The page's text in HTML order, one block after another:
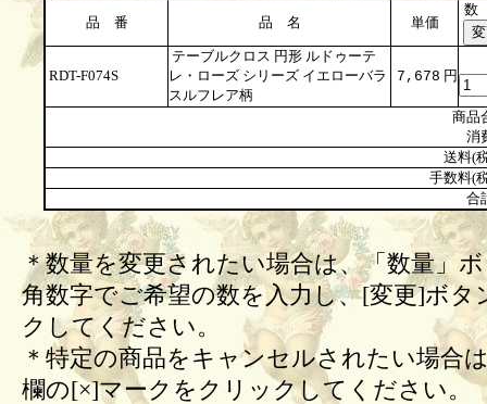
品 番 品 名 単価
数
RDT-F074S
テーブルクロス 円形 ルドゥーテ
レ・ローズ シリーズ イエローバラ
スルフレア柄
7,678 円
商品
消
送料(
手数料(
合
＊数量を変更されたい場合は、「数量」
角数字でご希望の数を入力し、[変更]ボタ
クしてください。
＊特定の商品をキャンセルされたい場合
欄の[×]マークをクリックしてください。